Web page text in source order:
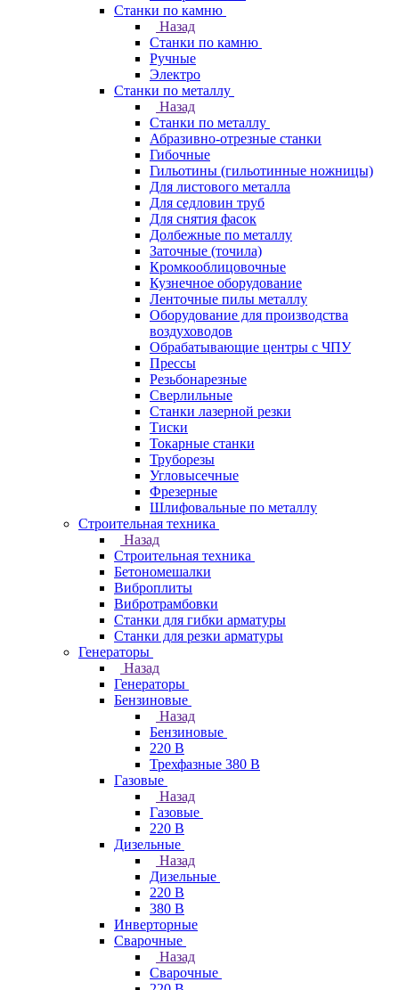
Станки по камню
Назад
Станки по камню
Ручные
Электро
Станки по металлу
Назад
Станки по металлу
Абразивно-отрезные станки
Гибочные
Гильотины (гильотинные ножницы)
Для листового металла
Для седловин труб
Для снятия фасок
Долбежные по металлу
Заточные (точила)
Кромкооблицовочные
Кузнечное оборудование
Ленточные пилы металлу
Оборудование для производства
воздуховодов
Обрабатывающие центры с ЧПУ
Прессы
Резьбонарезные
Сверлильные
Станки лазерной резки
Тиски
Токарные станки
Труборезы
Угловысечные
Фрезерные
Шлифовальные по металлу
Строительная техника
Назад
Строительная техника
Бетономешалки
Виброплиты
Вибротрамбовки
Станки для гибки арматуры
Станки для резки арматуры
Генераторы
Назад
Генераторы
Бензиновые
Назад
Бензиновые
220 В
Трехфазные 380 В
Газовые
Назад
Газовые
220 В
Дизельные
Назад
Дизельные
220 В
380 В
Инверторные
Сварочные
Назад
Сварочные